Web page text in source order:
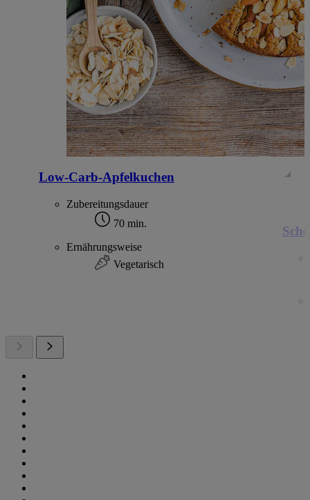
Low-Carb-Apfelkuchen
Zubereitungsdauer
70 min.
Ernährungsweise
Vegetarisch